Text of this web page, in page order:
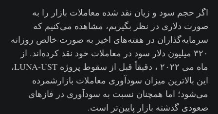
اگر حجم سود و زیان نقد شده معاملات بازار را به
صورت دلاری در نظر بگیریم، مشاهده می‌کنیم که
سرمایه‌گذاران در هفته‌های اخیر به صورت خالص روزانه
۳۲۰ میلیون دلار سود در معاملات خود نقد کرده‌اند. از
ماه می ۲۰۲۲ ، دقیقاً قبل از سقوط پروژه LUNA-UST،
این بالاترین میزان سودآوری معاملات بازارشمرده
می‌شود؛ اما همچنان نسبت به سودآوری در فازهای
صعودی گذشته بازار پایین‌تر است.